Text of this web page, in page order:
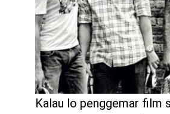
benefit
menarik
Kalau lo penggemar film